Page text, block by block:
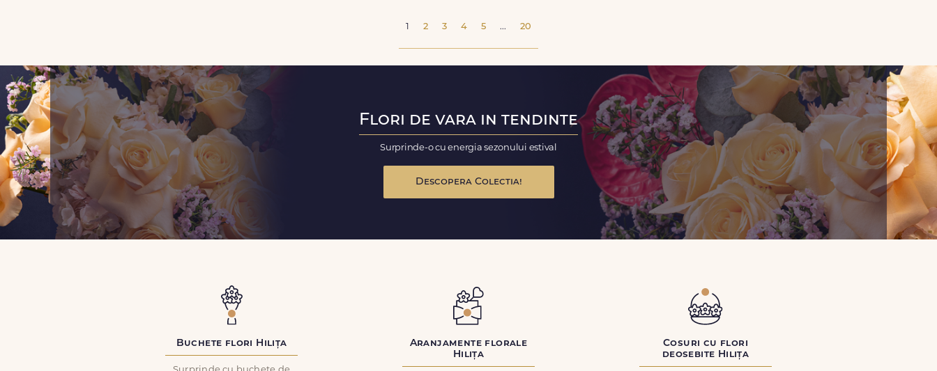
1 2 3 4 5 ... 20
Flori de vara in tendinte
Surprinde-o cu energia sezonului estival
Descopera Colectia!
Buchete flori Hilița
Aranjamente florale
Hilița
Cosuri cu flori
deosebite Hilița